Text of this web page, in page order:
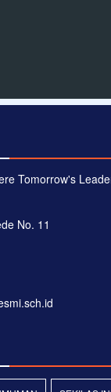
Tomorrow's
No. 11